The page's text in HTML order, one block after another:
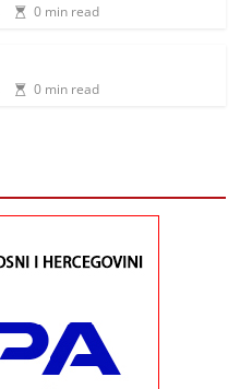
0 min read
0 min read